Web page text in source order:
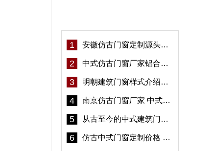
1 安徽仿古门窗定制源头厂家 好打理免维护-冠墅阳光
2 中式仿古门窗厂家铝合金仿古门窗定制 5年质保
3 明朝建筑门窗样式介绍——冠墅阳光
4 南京仿古门窗厂家 中式仿古门窗定制 节能防水
5 从古至今的中式建筑门窗到底有多美「冠墅阳光」
6 仿古中式门窗定制价格 铝合金仿古门窗报价